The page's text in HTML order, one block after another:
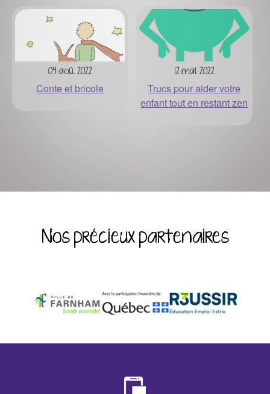
04 aoû. 2022
Conte et bricole
12 mai. 2022
Trucs pour aider votre
enfant tout en restant zen
Nos précieux partenaires